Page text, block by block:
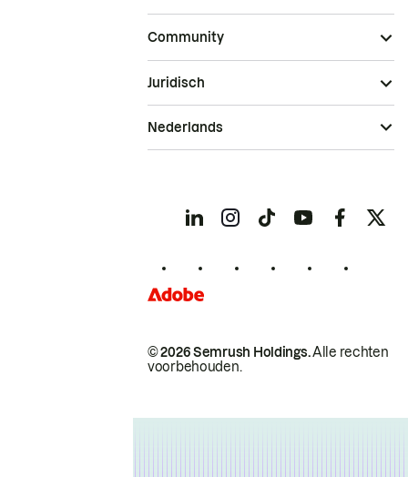
Community
© 2026 Semrush Holdings.Alle rechten
voorbehouden.
Juridisch
Nederlands